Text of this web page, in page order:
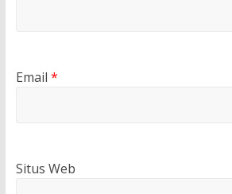
Email *
Situs Web